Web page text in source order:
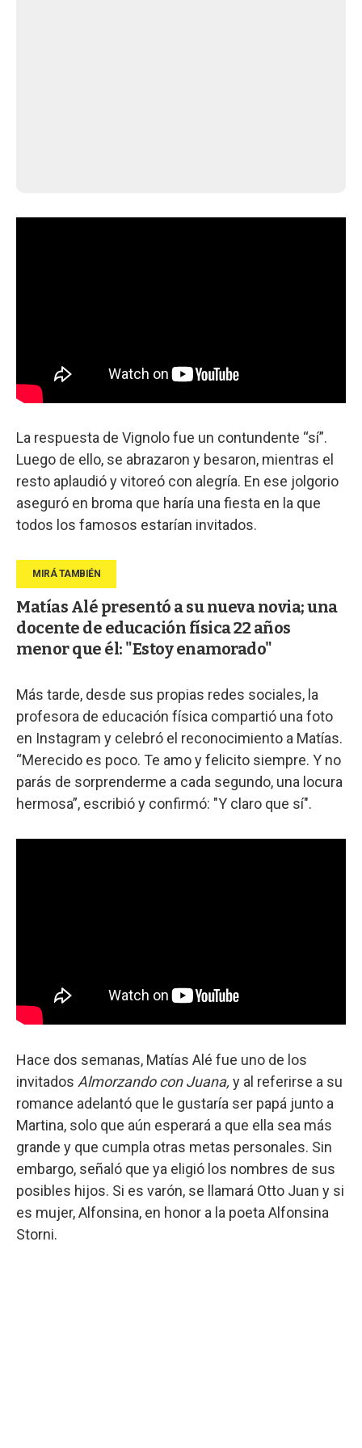
La respuesta de Vignolo fue un contundente “sí”.
Luego de ello, se abrazaron y besaron, mientras el
resto aplaudió y vitoreó con alegría. En ese jolgorio
aseguró en broma que haría una fiesta en la que
todos los famosos estarían invitados.
Matías Alé presentó a su nueva novia; una
docente de educación física 22 años
menor que él: "Estoy enamorado"
Más tarde, desde sus propias redes sociales, la
profesora de educación física compartió una foto
en Instagram y celebró el reconocimiento a Matías.
“Merecido es poco. Te amo y felicito siempre. Y no
parás de sorprenderme a cada segundo, una locura
hermosa”, escribió y confirmó: "Y claro que sí".
Hace dos semanas, Matías Alé fue uno de los
invitados Almorzando con Juana, y al referirse a su
romance adelantó que le gustaría ser papá junto a
Martina, solo que aún esperará a que ella sea más
grande y que cumpla otras metas personales. Sin
embargo, señaló que ya eligió los nombres de sus
posibles hijos. Si es varón, se llamará Otto Juan y si
es mujer, Alfonsina, en honor a la poeta Alfonsina
Storni.